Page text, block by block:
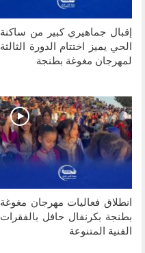
إقبال جماهيري كبير من ساكنة
الحي يميز اختتام الدورة الثالثة
لمهرجان مغوغة بطنجة
انطلاق فعاليات مهرجان مغوغة
بطنجة بكرنفال حافل بالفقرات
الفنية المتنوعة